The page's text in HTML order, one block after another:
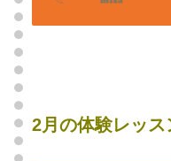
2月の体験レッ